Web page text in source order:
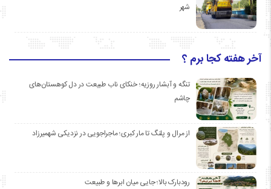
شهر
آخر هفته کجا برم ؟
تنگه و آبشار روزیه؛ خنکای ناب طبیعت در دل کوهستان‌های
چاشم
از مرال و پلنگ تا مار کبری؛ ماجراجویی در نزدیکی شهمیرزاد
رودبارک بالا؛ جایی میان ابرها و طبیعت